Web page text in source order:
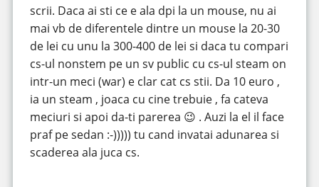
scrii. Daca ai sti ce e ala dpi la un mouse, nu ai
mai vb de diferentele dintre un mouse la 20-30
de lei cu unu la 300-400 de lei si daca tu compari
cs-ul nonstem pe un sv public cu cs-ul steam on
intr-un meci (war) e clar cat cs stii. Da 10 euro ,
ia un steam , joaca cu cine trebuie , fa cateva
meciuri si apoi da-ti parerea 😉 . Auzi la el il face
praf pe sedan :-))))) tu cand invatai adunarea si
scaderea ala juca cs.